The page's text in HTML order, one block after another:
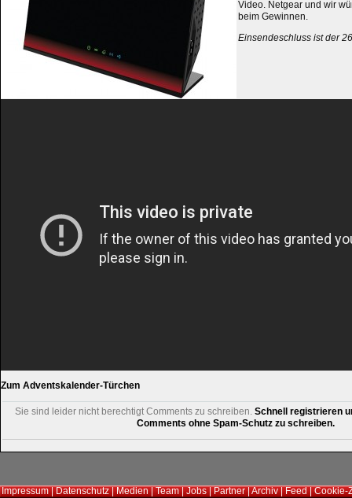
Video. Netgear und wir
beim Gewinnen.
Einsendeschluss ist der
Zum Adventskalender-Türchen
Sie sind leider nicht berechtigt Comments zu schreiben. Schnell registrieren
Comments ohne Spam-Schutz zu schreiben.
Impressum|Datenschutz|Medien|Team|Jobs|Partner|Archiv|Feed|Cookie-